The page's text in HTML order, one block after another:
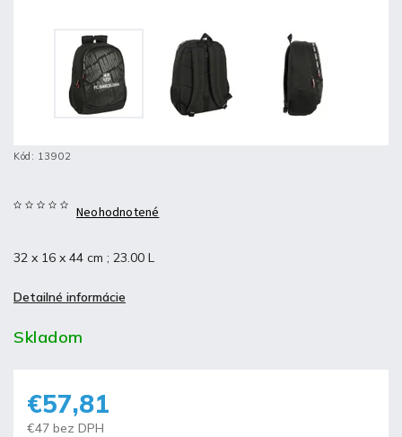
Kód: 13902
Neohodnotené
32 x 16 x 44 cm ; 23.00 L
Detailné informácie
Skladom
€57,81
€47 bez DPH